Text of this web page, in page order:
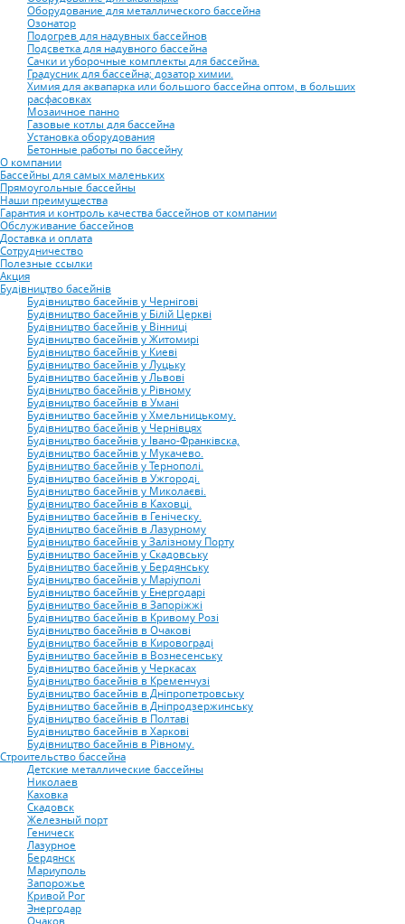
Оборудование для металлического бассейна
Озонатор
Подогрев для надувных бассейнов
Подсветка для надувного бассейна
Сачки и уборочные комплекты для бассейна.
Градусник для бассейна; дозатор химии.
Химия для аквапарка или большого бассейна оптом, в больших
расфасовках
Мозаичное панно
Газовые котлы для бассейна
Установка оборудования
Бетонные работы по бассейну
О компании
Бассейны для самых маленьких
Прямоугольные бассейны
Наши преимущества
Гарантия и контроль качества бассейнов от компании
Обслуживание бассейнов
Доставка и оплата
Сотрудничество
Полезные ссылки
Акция
Будівництво басейнів
Будівництво басейнів у Чернігові
Будівництво басейнів у Білій Церкві
Будівництво басейнів у Вінниці
Будівництво басейнів у Житомирі
Будівництво басейнів у Киеві
Будівництво басейнів у Луцьку
Будівництво басейнів у Львові
Будівництво басейнів у Рівному
Будівництво басейнів в Умані
Будівництво басейнів у Хмельницькому.
Будівництво басейнів у Чернiвцях
Будівництво басейнів у Івано-Франківска,
Будівництво басейнів у Мукачево.
Будівництво басейнів у Тернополі.
Будівництво басейнів в Ужгороді.
Будівництво басейнів у Миколаєві.
Будівництво басейнів в Каховці.
Будівництво басейнів в Геніческу.
Будівництво басейнів в Лазурному
Будівництво басейнів у Залізному Порту
Будівництво басейнів у Скадовську
Будівництво басейнів у Бердянську
Будівництво басейнів у Маріуполі
Будівництво басейнів у Енергодарі
Будівництво басейнів в Запоріжжі
Будівництво басейнів в Кривому Розі
Будівництво басейнів в Очакові
Будівництво басейнів в Кировограді
Будівництво басейнів в Вознесенську
Будівництво басейнів у Черкасах
Будівництво басейнів в Кременчузі
Будівництво басейнів в Дніпропетровську
Будівництво басейнів в Дніпродзержинську
Будівництво басейнів в Полтаві
Будівництво басейнів в Харкові
Будівництво басейнів в Рівному.
Строительство бассейна
Детские металлические бассейны
Николаев
Каховка
Скадовск
Железный порт
Геническ
Лазурное
Бердянск
Мариуполь
Запорожье
Кривой Рог
Энергодар
Очаков